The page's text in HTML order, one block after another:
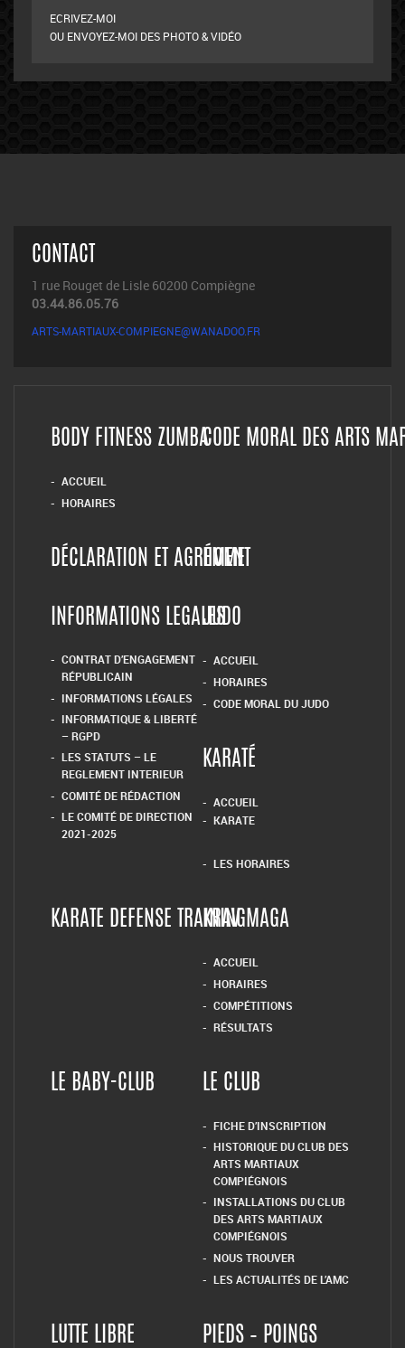
ECRIVEZ-MOI
OU ENVOYEZ-MOI DES PHOTO & VIDÉO
CONTACT
1 rue Rouget de Lisle 60200 Compiègne
03.44.86.05.76
ARTS-MARTIAUX-COMPIEGNE@WANADOO.FR
BODY FITNESS ZUMBA
ACCUEIL
HORAIRES
CODE MORAL DES ARTS
DÉCLARATION ET AGRÉMENT
HOME
INFORMATIONS LEGALES
CONTRAT D’ENGAGEMENT
RÉPUBLICAIN
INFORMATIONS LÉGALES
INFORMATIQUE & LIBERTÉ
– RGPD
LES STATUTS – LE
REGLEMENT INTERIEUR
COMITÉ DE RÉDACTION
LE COMITÉ DE DIRECTION
2021-2025
JUDO
ACCUEIL
HORAIRES
CODE MORAL DU JUDO
KARATÉ
ACCUEIL
KARATE
LES HORAIRES
KARATE DEFENSE TRAININGKRAV MAGA
ACCUEIL
HORAIRES
COMPÉTITIONS
RÉSULTATS
LE BABY-CLUB LE CLUB
FICHE D’INSCRIPTION
HISTORIQUE DU CLUB DES
ARTS MARTIAUX
COMPIÉGNOIS
INSTALLATIONS DU CLUB
DES ARTS MARTIAUX
COMPIÉGNOIS
NOUS TROUVER
LES ACTUALITÉS DE L’AMC
LUTTE LIBRE PIEDS – POINGS